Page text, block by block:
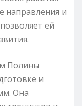
направления и
ей
Полины
и
Она